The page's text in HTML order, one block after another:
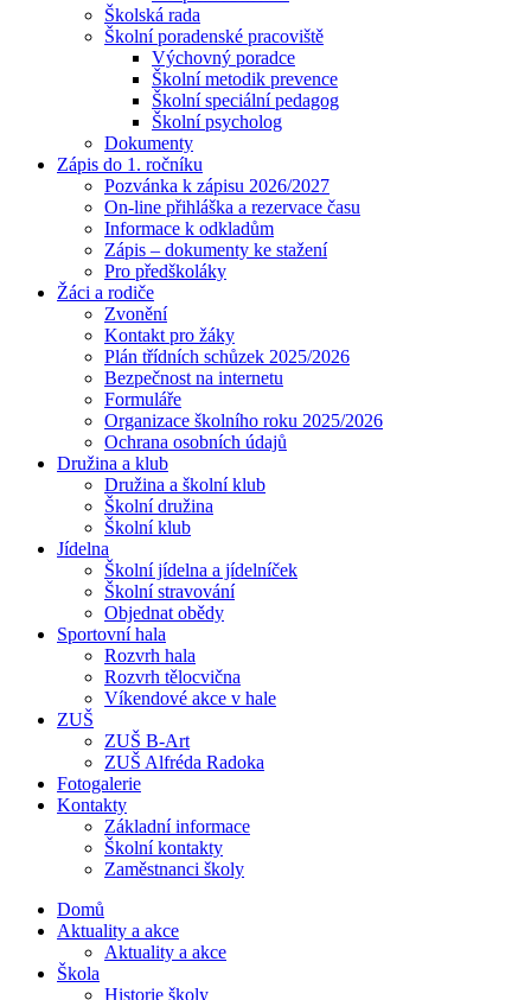
Školská rada
Školní poradenské pracoviště
Výchovný poradce
Školní metodik prevence
Školní speciální pedagog
Školní psycholog
Dokumenty
Zápis do 1. ročníku
Pozvánka k zápisu 2026/2027
On-line přihláška a rezervace času
Informace k odkladům
Zápis – dokumenty ke stažení
Pro předškoláky
Žáci a rodiče
Zvonění
Kontakt pro žáky
Plán třídních schůzek 2025/2026
Bezpečnost na internetu
Formuláře
Organizace školního roku 2025/2026
Ochrana osobních údajů
Družina a klub
Družina a školní klub
Školní družina
Školní klub
Jídelna
Školní jídelna a jídelníček
Školní stravování
Objednat obědy
Sportovní hala
Rozvrh hala
Rozvrh tělocvična
Víkendové akce v hale
ZUŠ
ZUŠ B-Art
ZUŠ Alfréda Radoka
Fotogalerie
Kontakty
Základní informace
Školní kontakty
Zaměstnanci školy
Domů
Aktuality a akce
Aktuality a akce
Škola
Historie školy